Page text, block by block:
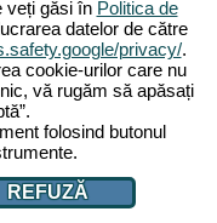
acum
Park: Primeval devine
investi
veți găsi în Politica de
datelor de către
privacy/.
cookie-urilor care nu
vă rugăm să apăsați
folosind butonul
REFUZĂ